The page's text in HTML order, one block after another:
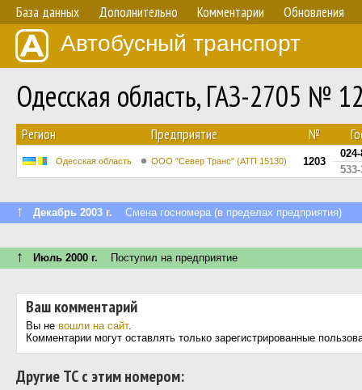
База данных Дополнительно Комментарии Обновления
Автобусный транспорт
Одесская область, ГАЗ-2705 №
Регион Предприятие №
Одесская область ООО "Север Транс" (АТП 15130) 1203
↑ Декабрь 2003 г. Смена госномера (в пределах предприятия)
↑ Июль 2000 г. Поступил на предприятие
Ваш комментарий
Вы не вошли на сайт.
Комментарии могут оставлять только зарегистрированные
Другие ТС с этим номером: